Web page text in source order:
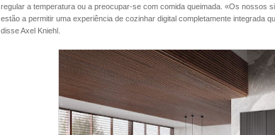
regular a temperatura ou a preocupar-se com comida queimada. «Os nossos
estão a permitir uma experiência de cozinhar digital completamente integrada
disse Axel Kniehl.